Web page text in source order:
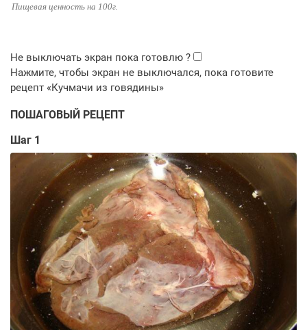
Пищевая ценность на 100г.
ПОШАГОВЫЙ РЕЦЕПТ
Шаг 1